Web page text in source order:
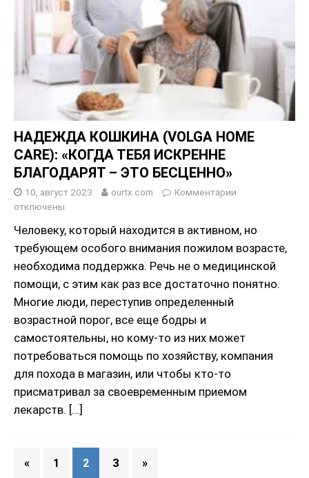
НАДЕЖДА КОШКИНА (VOLGA HOME
CARE): «КОГДА ТЕБЯ ИСКРЕННЕ
БЛАГОДАРЯТ – ЭТО БЕСЦЕННО»
10, август 2023 ourtx.com
Комментарии
отключены
Человеку, который находится в активном, но
требующем особого внимания пожилом возрасте,
необходима поддержка. Речь не о медицинской
помощи, с этим как раз все достаточно понятно.
Многие люди, переступив определенный
возрастной порог, все еще бодры и
самостоятельны, но кому-то из них может
потребоваться помощь по хозяйству, компания
для похода в магазин, или чтобы кто-то
присматривал за своевременным приемом
лекарств. […]
« 1 2 3 »